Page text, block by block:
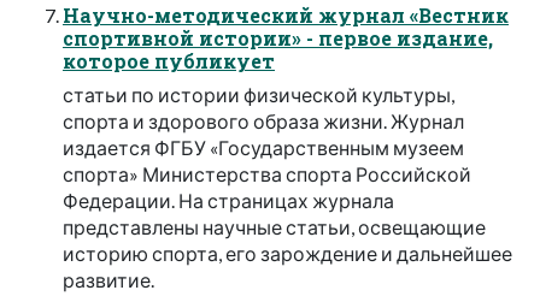
Научно-методический журнал «Вестник
спортивной истории» - первое издание,
которое публикует
статьи по истории физической культуры,
спорта и здорового образа жизни. Журнал
издается ФГБУ «Государственным музеем
спорта» Министерства спорта Российской
Федерации. На страницах журнала
представлены научные статьи, освещающие
историю спорта, его зарождение и дальнейшее
развитие.